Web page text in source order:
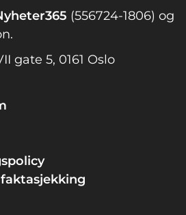
(556724-1806) og
gate 5, 0161 Oslo